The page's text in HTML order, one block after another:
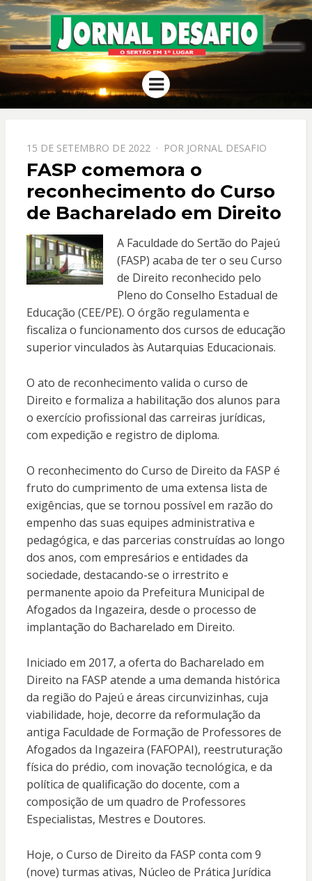
JORNAL
DESAFIO
O Sertão em 1º Lugar
Menu
PPOSTADO
EM
15 DE SETEMBRO DE 2022 POR JORNAL DESAFIO
FASP comemora o
reconhecimento do Curso
de Bacharelado em Direito
A Faculdade do Sertão do Pajeú
(FASP) acaba de ter o seu Curso
de Direito reconhecido pelo
Pleno do Conselho Estadual de
Educação (CEE/PE). O órgão regulamenta e
fiscaliza o funcionamento dos cursos de educação
superior vinculados às Autarquias Educacionais.
O ato de reconhecimento valida o curso de
Direito e formaliza a habilitação dos alunos para
o exercício profissional das carreiras jurídicas,
com expedição e registro de diploma.
O reconhecimento do Curso de Direito da FASP é
fruto do cumprimento de uma extensa lista de
exigências, que se tornou possível em razão do
empenho das suas equipes administrativa e
pedagógica, e das parcerias construídas ao longo
dos anos, com empresários e entidades da
sociedade, destacando-se o irrestrito e
permanente apoio da Prefeitura Municipal de
Afogados da Ingazeira, desde o processo de
implantação do Bacharelado em Direito.
Iniciado em 2017, a oferta do Bacharelado em
Direito na FASP atende a uma demanda histórica
da região do Pajeú e áreas circunvizinhas, cuja
viabilidade, hoje, decorre da reformulação da
antiga Faculdade de Formação de Professores de
Afogados da Ingazeira (FAFOPAI), reestruturação
física do prédio, com inovação tecnológica, e da
política de qualificação do docente, com a
composição de um quadro de Professores
Especialistas, Mestres e Doutores.
Hoje, o Curso de Direito da FASP conta com 9
(nove) turmas ativas, Núcleo de Prática Jurídica